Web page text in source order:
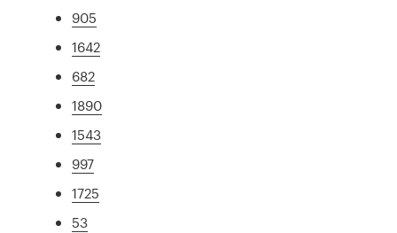
905
1642
682
1890
1543
997
1725
53